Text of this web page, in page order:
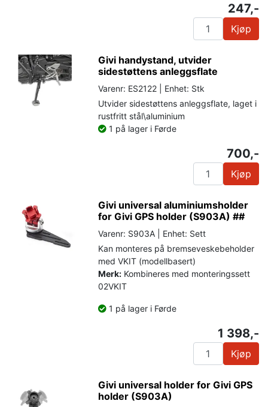
247,-
Kjøp
Givi handystand, utvider
sidestøttens anleggsflate
Varenr: ES2122 | Enhet: Stk
Utvider sidestøttens anleggsflate, laget i
rustfritt stål\aluminium
1 på lager i Førde
700,-
Kjøp
Givi universal aluminiumsholder
for Givi GPS holder (S903A) ##
Varenr: S903A | Enhet: Sett
Kan monteres på bremseveskebeholder
med VKIT (modellbasert)
Merk: Kombineres med monteringssett
02VKIT
1 på lager i Førde
1 398,-
Kjøp
Givi universal holder for Givi GPS
holder (S903A)